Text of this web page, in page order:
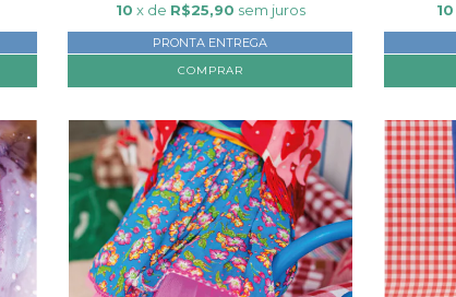
10 x de R$25,90 sem juros
PRONTA ENTREGA
COMPRAR
10